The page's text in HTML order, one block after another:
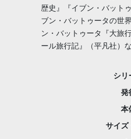
歴史』『イブン・バット
ブン・バットゥータの世
ン・バットゥータ『大旅
ール旅行記』（平凡社）
シリ
発
本
サイズ